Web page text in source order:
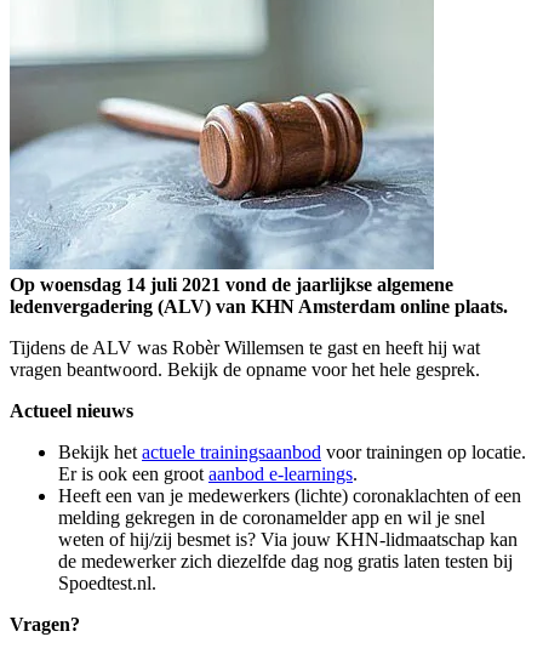
Op woensdag 14 juli 2021 vond de jaarlijkse algemene
ledenvergadering (ALV) van KHN Amsterdam online plaats.
Tijdens de ALV was Robèr Willemsen te gast en heeft hij wat
vragen beantwoord. Bekijk de opname voor het hele gesprek.
Actueel nieuws
Bekijk het actuele trainingsaanbod voor trainingen op locatie.
Er is ook een groot aanbod e-learnings.
Heeft een van je medewerkers (lichte) coronaklachten of een
melding gekregen in de coronamelder app en wil je snel
weten of hij/zij besmet is? Via jouw KHN-lidmaatschap kan
de medewerker zich diezelfde dag nog gratis laten testen bij
Spoedtest.nl.
Vragen?